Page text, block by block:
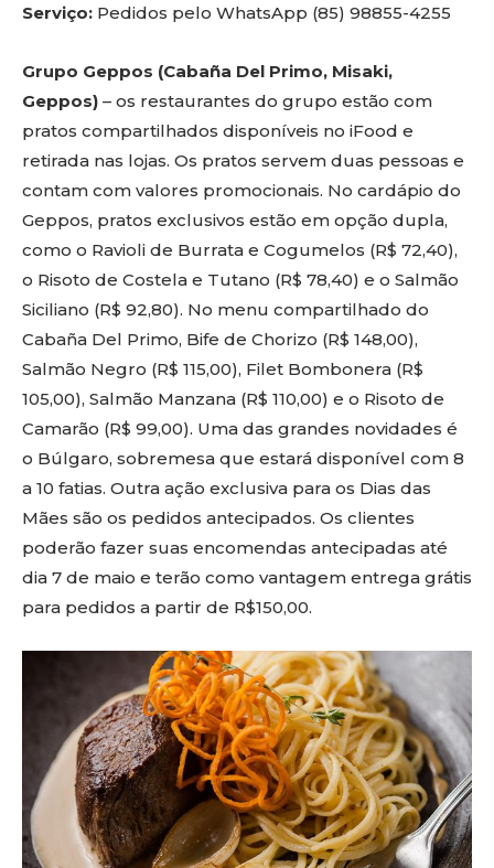
Serviço: Pedidos pelo WhatsApp (85) 98855-4255
Grupo Geppos (Cabaña Del Primo, Misaki,
Geppos) – os restaurantes do grupo estão com
pratos compartilhados disponíveis no iFood e
retirada nas lojas. Os pratos servem duas pessoas e
contam com valores promocionais. No cardápio do
Geppos, pratos exclusivos estão em opção dupla,
como o Ravioli de Burrata e Cogumelos (R$ 72,40),
o Risoto de Costela e Tutano (R$ 78,40) e o Salmão
Siciliano (R$ 92,80). No menu compartilhado do
Cabaña Del Primo, Bife de Chorizo (R$ 148,00),
Salmão Negro (R$ 115,00), Filet Bombonera (R$
105,00), Salmão Manzana (R$ 110,00) e o Risoto de
Camarão (R$ 99,00). Uma das grandes novidades é
o Búlgaro, sobremesa que estará disponível com 8
a 10 fatias. Outra ação exclusiva para os Dias das
Mães são os pedidos antecipados. Os clientes
poderão fazer suas encomendas antecipadas até
dia 7 de maio e terão como vantagem entrega grátis
para pedidos a partir de R$150,00.